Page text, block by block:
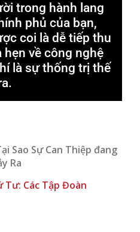
trong hành lang
phủ của bạn,
coi là dễ tiếp thu
hẹn về công nghệ
là sự thống trị thế
Sao Sự Can Thiệp đang
Ra
Tư: Các Tập Đoàn